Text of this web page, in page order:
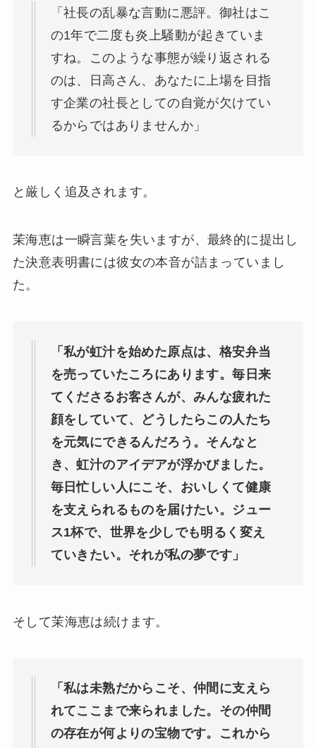
「社長の乱暴な言動に悪評。御社はこ
の1年で二度も炎上騒動が起きていま
すね。このような事態が繰り返される
のは、日高さん、あなたに上場を目指
す企業の社長としての自覚が欠けてい
るからではありませんか」
と厳しく追及されます。
茉海恵は一瞬言葉を失いますが、最終的に提出し
た決意表明書には彼女の本音が詰まっていまし
た。
「私が虹汁を始めた原点は、格安弁当
を売っていたころにあります。毎日来
てくださるお客さんが、みんな疲れた
顔をしていて、どうしたらこの人たち
を元気にできるんだろう。そんなと
き、虹汁のアイデアが浮かびました。
毎日忙しい人にこそ、おいしくて健康
を支えられるものを届けたい。ジュー
ス1杯で、世界を少しでも明るく変え
ていきたい。それが私の夢です」
そして茉海恵は続けます。
「私は未熟だからこそ、仲間に支えら
れてここまで来られました。その仲間
の存在が何よりの宝物です。これから